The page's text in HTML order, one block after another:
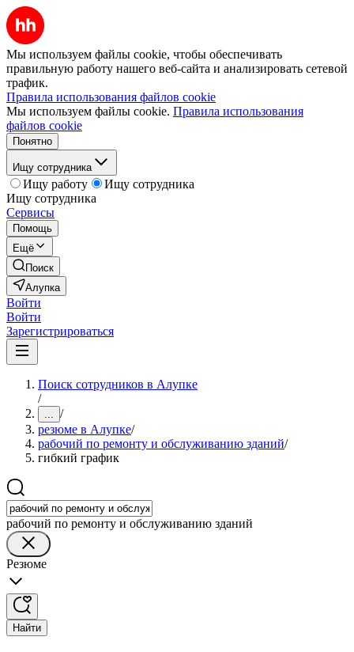
Мы используем файлы cookie, чтобы обеспечивать
правильную работу нашего веб-сайта и анализировать сетевой
трафик.
Правила использования файлов cookie
Мы используем файлы cookie. Правила использования
файлов cookie
Понятно
Ищу сотрудника
Ищу работу
Ищу сотрудника
Ищу сотрудника
Сервисы
Помощь
Ещё
Поиск
Алупка
Войти
Войти
Зарегистрироваться
Поиск сотрудников в Алупке
/
... /
резюме в Алупке/
рабочий по ремонту и обслуживанию зданий/
гибкий график
рабочий по ремонту и обслуживанию зданий
Резюме
Найти